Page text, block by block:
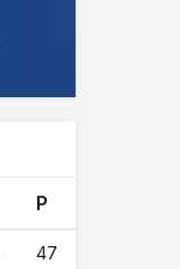
P
47